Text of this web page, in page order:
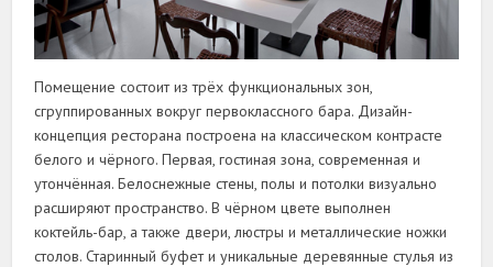
Помещение состоит из трёх функциональных зон,
сгруппированных вокруг первоклассного бара. Дизайн-
концепция ресторана построена на классическом контрасте
белого и чёрного. Первая, гостиная зона, современная и
утончённая. Белоснежные стены, полы и потолки визуально
расширяют пространство. В чёрном цвете выполнен
коктейль-бар, а также двери, люстры и металлические ножки
столов. Старинный буфет и уникальные деревянные стулья из